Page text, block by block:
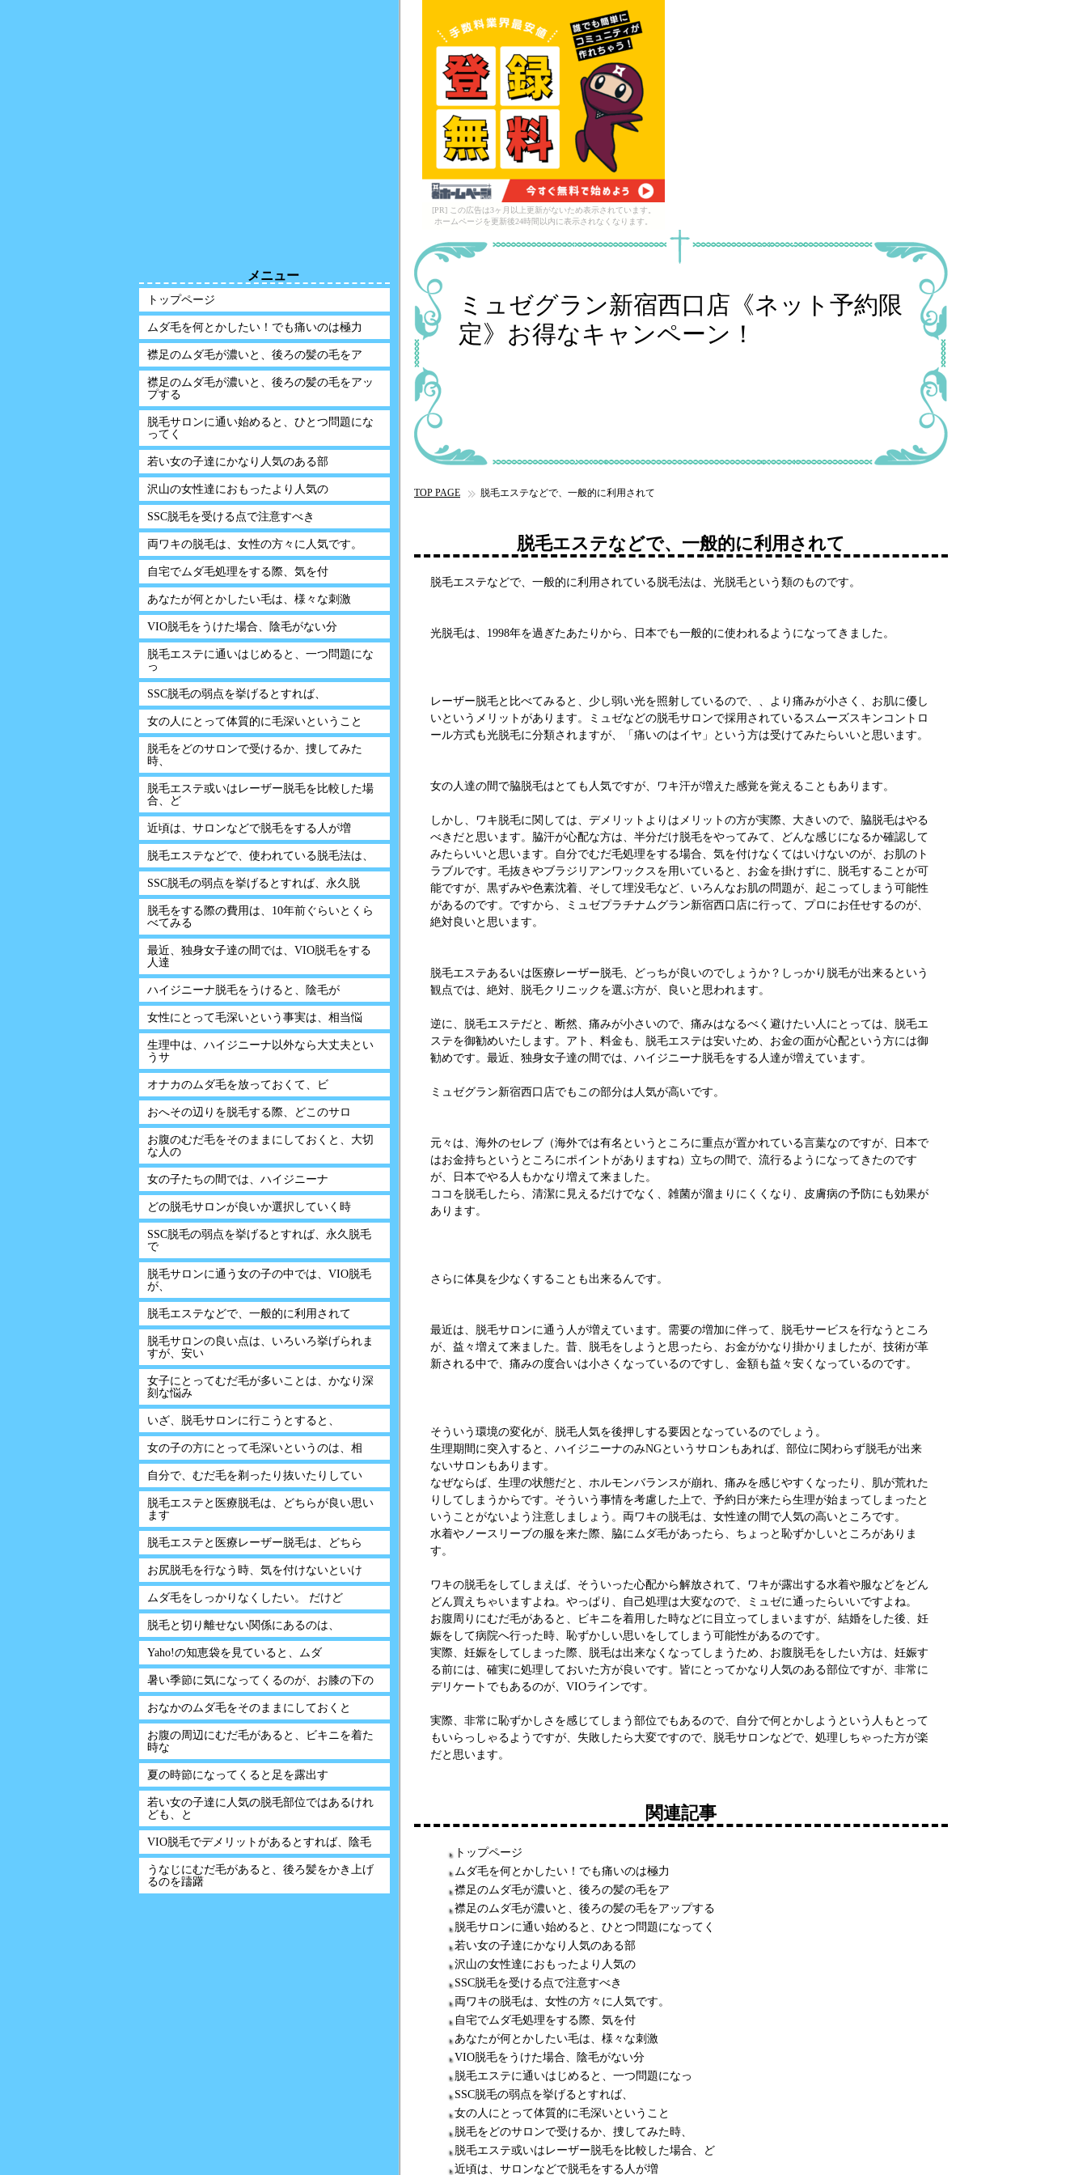
[PR] この広告は3ヶ月以上更新がないため表示されています。
ホームページを更新後24時間以内に表示されなくなります。
ミュゼグラン新宿西口店《ネット予約限
定》お得なキャンペーン！
TOP PAGE 脱毛エステなどで、一般的に利用されて
脱毛エステなどで、一般的に利用されて
脱毛エステなどで、一般的に利用されている脱毛法は、光脱毛という類のものです。
光脱毛は、1998年を過ぎたあたりから、日本でも一般的に使われるようになってきました。
レーザー脱毛と比べてみると、少し弱い光を照射しているので、、より痛みが小さく、お肌に優し
いというメリットがあります。ミュゼなどの脱毛サロンで採用されているスムーズスキンコントロ
ール方式も光脱毛に分類されますが、「痛いのはイヤ」という方は受けてみたらいいと思います。
女の人達の間で脇脱毛はとても人気ですが、ワキ汗が増えた感覚を覚えることもあります。
しかし、ワキ脱毛に関しては、デメリットよりはメリットの方が実際、大きいので、脇脱毛はやる
べきだと思います。脇汗が心配な方は、半分だけ脱毛をやってみて、どんな感じになるか確認して
みたらいいと思います。自分でむだ毛処理をする場合、気を付けなくてはいけないのが、お肌のト
ラブルです。毛抜きやブラジリアンワックスを用いていると、お金を掛けずに、脱毛することが可
能ですが、黒ずみや色素沈着、そして埋没毛など、いろんなお肌の問題が、起こってしまう可能性
があるのです。ですから、ミュゼプラチナムグラン新宿西口店に行って、プロにお任せするのが、
絶対良いと思います。
脱毛エステあるいは医療レーザー脱毛、どっちが良いのでしょうか？しっかり脱毛が出来るという
観点では、絶対、脱毛クリニックを選ぶ方が、良いと思われます。
逆に、脱毛エステだと、断然、痛みが小さいので、痛みはなるべく避けたい人にとっては、脱毛エ
ステを御勧めいたします。アト、料金も、脱毛エステは安いため、お金の面が心配という方には御
勧めです。最近、独身女子達の間では、ハイジニーナ脱毛をする人達が増えています。
ミュゼグラン新宿西口店でもこの部分は人気が高いです。
元々は、海外のセレブ（海外では有名というところに重点が置かれている言葉なのですが、日本で
はお金持ちというところにポイントがありますね）立ちの間で、流行るようになってきたのです
が、日本でやる人もかなり増えて来ました。
ココを脱毛したら、清潔に見えるだけでなく、雑菌が溜まりにくくなり、皮膚病の予防にも効果が
あります。
さらに体臭を少なくすることも出来るんです。
最近は、脱毛サロンに通う人が増えています。需要の増加に伴って、脱毛サービスを行なうところ
が、益々増えて来ました。昔、脱毛をしようと思ったら、お金がかなり掛かりましたが、技術が革
新される中で、痛みの度合いは小さくなっているのですし、金額も益々安くなっているのです。
そういう環境の変化が、脱毛人気を後押しする要因となっているのでしょう。
生理期間に突入すると、ハイジニーナのみNGというサロンもあれば、部位に関わらず脱毛が出来
ないサロンもあります。
なぜならば、生理の状態だと、ホルモンバランスが崩れ、痛みを感じやすくなったり、肌が荒れた
りしてしまうからです。そういう事情を考慮した上で、予約日が来たら生理が始まってしまったと
いうことがないよう注意しましょう。両ワキの脱毛は、女性達の間で人気の高いところです。
水着やノースリーブの服を来た際、脇にムダ毛があったら、ちょっと恥ずかしいところがありま
す。
ワキの脱毛をしてしまえば、そういった心配から解放されて、ワキが露出する水着や服などをどん
どん買えちゃいますよね。やっぱり、自己処理は大変なので、ミュゼに通ったらいいですよね。
お腹周りにむだ毛があると、ビキニを着用した時などに目立ってしまいますが、結婚をした後、妊
娠をして病院へ行った時、恥ずかしい思いをしてしまう可能性があるのです。
実際、妊娠をしてしまった際、脱毛は出来なくなってしまうため、お腹脱毛をしたい方は、妊娠す
る前には、確実に処理しておいた方が良いです。皆にとってかなり人気のある部位ですが、非常に
デリケートでもあるのが、VIOラインです。
実際、非常に恥ずかしさを感じてしまう部位でもあるので、自分で何とかしようという人もとって
もいらっしゃるようですが、失敗したら大変ですので、脱毛サロンなどで、処理しちゃった方が楽
だと思います。
関連記事
トップページ
ムダ毛を何とかしたい！でも痛いのは極力
襟足のムダ毛が濃いと、後ろの髪の毛をア
襟足のムダ毛が濃いと、後ろの髪の毛をアップする
脱毛サロンに通い始めると、ひとつ問題になってく
若い女の子達にかなり人気のある部
沢山の女性達におもったより人気の
SSC脱毛を受ける点で注意すべき
両ワキの脱毛は、女性の方々に人気です。
自宅でムダ毛処理をする際、気を付
あなたが何とかしたい毛は、様々な刺激
VIO脱毛をうけた場合、陰毛がない分
脱毛エステに通いはじめると、一つ問題になっ
SSC脱毛の弱点を挙げるとすれば、
女の人にとって体質的に毛深いということ
脱毛をどのサロンで受けるか、捜してみた時、
脱毛エステ或いはレーザー脱毛を比較した場合、ど
近頃は、サロンなどで脱毛をする人が増
メニュー
トップページ
ムダ毛を何とかしたい！でも痛いのは極力
襟足のムダ毛が濃いと、後ろの髪の毛をア
襟足のムダ毛が濃いと、後ろの髪の毛をアッ
プする
脱毛サロンに通い始めると、ひとつ問題にな
ってく
若い女の子達にかなり人気のある部
沢山の女性達におもったより人気の
SSC脱毛を受ける点で注意すべき
両ワキの脱毛は、女性の方々に人気です。
自宅でムダ毛処理をする際、気を付
あなたが何とかしたい毛は、様々な刺激
VIO脱毛をうけた場合、陰毛がない分
脱毛エステに通いはじめると、一つ問題にな
っ
SSC脱毛の弱点を挙げるとすれば、
女の人にとって体質的に毛深いということ
脱毛をどのサロンで受けるか、捜してみた
時、
脱毛エステ或いはレーザー脱毛を比較した場
合、ど
近頃は、サロンなどで脱毛をする人が増
脱毛エステなどで、使われている脱毛法は、
SSC脱毛の弱点を挙げるとすれば、永久脱
脱毛をする際の費用は、10年前ぐらいとくら
べてみる
最近、独身女子達の間では、VIO脱毛をする
人達
ハイジニーナ脱毛をうけると、陰毛が
女性にとって毛深いという事実は、相当悩
生理中は、ハイジニーナ以外なら大丈夫とい
うサ
オナカのムダ毛を放っておくて、ビ
おへその辺りを脱毛する際、どこのサロ
お腹のむだ毛をそのままにしておくと、大切
な人の
女の子たちの間では、ハイジニーナ
どの脱毛サロンが良いか選択していく時
SSC脱毛の弱点を挙げるとすれば、永久脱毛
で
脱毛サロンに通う女の子の中では、VIO脱毛
が、
脱毛エステなどで、一般的に利用されて
脱毛サロンの良い点は、いろいろ挙げられま
すが、安い
女子にとってむだ毛が多いことは、かなり深
刻な悩み
いざ、脱毛サロンに行こうとすると、
女の子の方にとって毛深いというのは、相
自分で、むだ毛を剃ったり抜いたりしてい
脱毛エステと医療脱毛は、どちらが良い思い
ます
脱毛エステと医療レーザー脱毛は、どちら
お尻脱毛を行なう時、気を付けないといけ
ムダ毛をしっかりなくしたい。 だけど
脱毛と切り離せない関係にあるのは、
Yaho!の知恵袋を見ていると、ムダ
暑い季節に気になってくるのが、お膝の下の
おなかのムダ毛をそのままにしておくと
お腹の周辺にむだ毛があると、ビキニを着た
時な
夏の時節になってくると足を露出す
若い女の子達に人気の脱毛部位ではあるけれ
ども、と
VIO脱毛でデメリットがあるとすれば、陰毛
うなじにむだ毛があると、後ろ髪をかき上げ
るのを躊躇